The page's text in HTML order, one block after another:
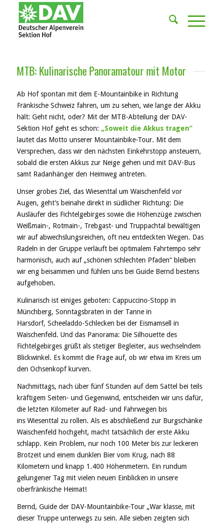
MTB: Kulinarische Panoramatour mit Motor
Ab Hof spontan mit dem E-Mountainbike in Richtung
Fränkische Schweiz fahren, um zu sehen, wie lange der Akku
hält: Geht nicht, oder? Mit der MTB-Abteilung der DAV-
Sektion Hof geht es schon: „Soweit die Akkus tragen“
lautet das Motto unserer Mountainbike-Tour. Mit dem
Versprechen, dass wir den nächsten Einkehrstopp ansteuern,
sobald die ersten Akkus zur Neige gehen und mit DAV-Bus
samt Radanhänger den Heimweg antreten.
Unser grobes Ziel, das Wiesenttal um Waischenfeld vor
Augen, geht’s beinahe direkt in südlicher Richtung: Die
Ausläufer des Fichtelgebirges sowie die Höhenzüge zwischen
Weißmain-, Rotmain-, Trebgast- und Truppachtal bewältigen
wir auf abwechslungsreichen, oft neu entdeckten Wegen. Das
Radeln in der Gruppe verläuft bei optimalem Fahrtempo sehr
harmonisch, auch auf „schönen schlechten Pfaden“ bleiben
wir eng beisammen und fühlen uns bei Guide Bernd bestens
aufgehoben.
Kulinarisch ist einiges geboten: Cappuccino-Stopp in
Münchberg, Sonntagsbraten in der Tanne in
Harsdorf, Scheeladdo-Schlecken bei der Eismamsell in
Waischenfeld. Und das Panorama: Die Silhouette des
Fichtelgebirges grüßt als stetiger Begleiter, aus wechselndem
Blickwinkel. Es kommt die Frage auf, ob wir etwa im Kreis um
den Ochsenkopf kurven.
Nachmittags, nach über fünf Stunden auf dem Sattel bei teils
kräftigem Seiten- und Gegenwind, entscheiden wir uns dafür,
die letzten Kilometer auf Rad- und Fahrwegen bis
ins Wiesenttal zu rollen. Als es abschließend zur Burgschänke
Waischenfeld hochgeht, macht tatsächlich der erste Akku
schlapp. Kein Problem, nur noch 100 Meter bis zur leckeren
Brotzeit und einem dunklen Bier vom Krug, nach 88
Kilometern und knapp 1.400 Höhenmetern. Ein rundum
gelungener Tag mit vielen neuen Einblicken in unsere
oberfränkische Heimat!
Bernd, Guide der DAV-Mountainbike-Tour „War klasse, mit
dieser Truppe unterwegs zu sein. Alle sieben zeigten sich